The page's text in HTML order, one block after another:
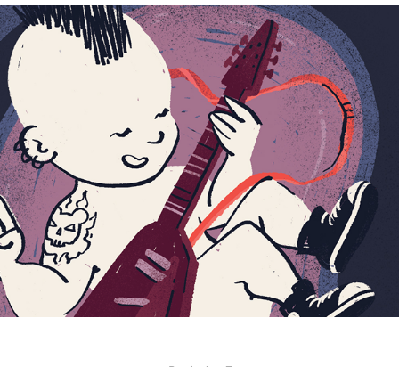
Oráculo / Revista
Superinteressante